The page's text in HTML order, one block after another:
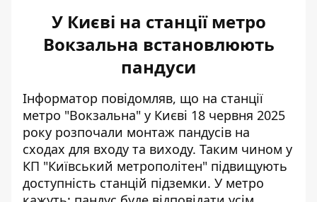
У Києві на станції метро
Вокзальна встановлюють
пандуси
Інформатор повідомляв, що на станції
метро "Вокзальна" у Києві 18 червня 2025
року розпочали монтаж пандусів на
сходах для входу та виходу. Таким чином у
КП "Київський метрополітен" підвищують
доступність станцій підземки. У метро